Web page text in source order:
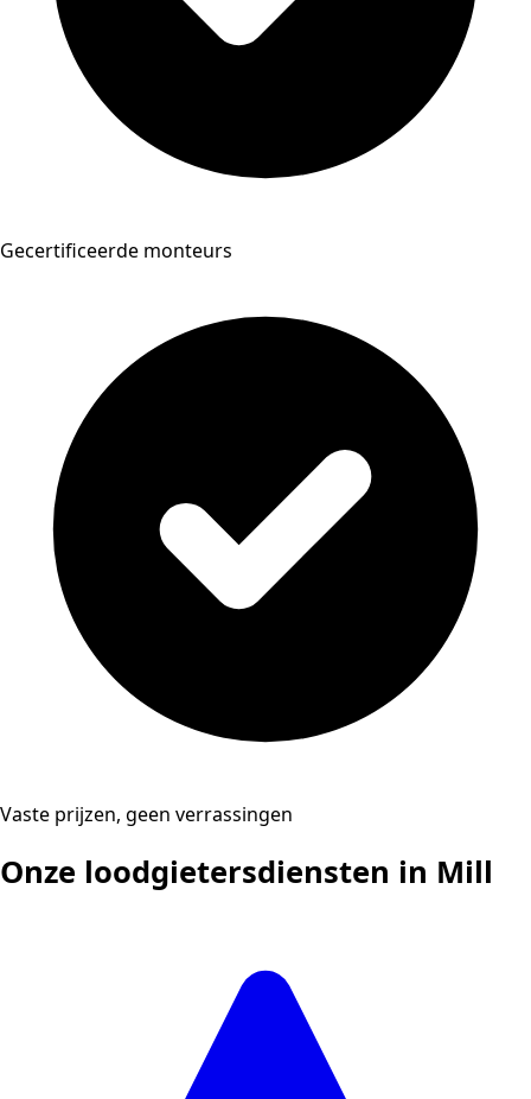
Gecertificeerde monteurs
Vaste prijzen, geen verrassingen
Onze loodgietersdiensten in Mill